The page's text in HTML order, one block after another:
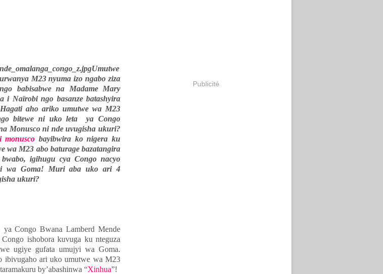
Umutwe
M23 nyuma izo ngabo ziza
babisabwe na Madame Mary
i Naïrobi ngo basanze batashyira
aho ariko umutwe wa M23
bitewe ni uko leta ya Congo
Monusco ni nde uvugisha ukuri?
monusco bayibwira ko nigera ku
wa M23 abo baturage bazatangira
igihugu cya Congo nacyo
wa Goma!
Muri aba uko ari 4
ukuri?
Congo Bwana Lamberd Mende
ishobora kuvuga ku nteguza
ugiye gufata umujyi wa Goma.
ibivugaho ari uko umutwe wa M23
by’abashinwa “Xinhua”!
Publicité